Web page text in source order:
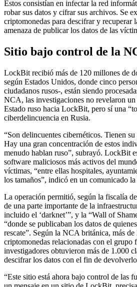
Estos consistían en infectar la red
robar sus datos y cifrar sus archivos. Se
criptomonedas para descifrar y recuperar
amenaza de publicar los datos de las
Sitio bajo control de la
LockBit recibió más de 120 millones de
según Estados Unidos, donde cinco
ciudadanos rusos-, están siendo
NCA, las investigaciones no revelaron
Estado ruso hacia LockBit, pero sí una
ciberdelincuencia en Rusia.
“Son delincuentes cibernéticos. Tienen
Hay una gran concentración de estos
menudo hablan ruso”, subrayó. LockBit
software maliciosos más activos del
víctimas, “entre ellas hospitales,
los tamaños”, indicó en un comunicado
La operación permitió, según la fiscalía
de una parte importante de la
incluido el ‘darknet’”, y la “Wall of
“donde se publicaban los datos de
rescate”. Según la NCA británica, más de
criptomonedas relacionadas con el grupo
investigadores obtuvieron más de 1.000
descifrar los datos con el fin de
“Este sitio está ahora bajo control de las